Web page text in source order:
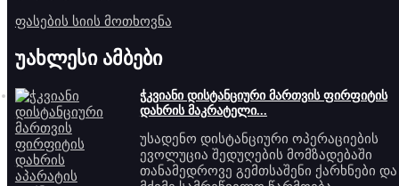
ფასების სიის მოთხოვნა
უახლესი ამბები
ჭკვიანი დისტანციური მართვის ფირფიტის
დახრის მაკრატელი...
უსადენო დისტანციური ოპერაციების
ევოლუცია შედუღების მომზადებაში
თანამედროვე გემთსაშენი ქარხნები და